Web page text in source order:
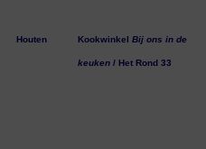
Houten Kookwinkel Bij ons in de
keuken / Het Rond 33